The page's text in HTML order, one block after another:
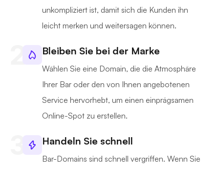
unkompliziert ist, damit sich die Kunden ihn
leicht merken und weitersagen können.
Bleiben Sie bei der Marke
Wählen Sie eine Domain, die die Atmosphäre
Ihrer Bar oder den von Ihnen angebotenen
Service hervorhebt, um einen einprägsamen
Online-Spot zu erstellen.
Handeln Sie schnell
Bar-Domains sind schnell vergriffen. Wenn Sie